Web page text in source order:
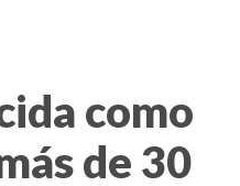
como
de 30